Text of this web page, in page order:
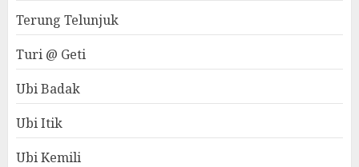
Terung Telunjuk
Turi @ Geti
Ubi Badak
Ubi Itik
Ubi Kemili